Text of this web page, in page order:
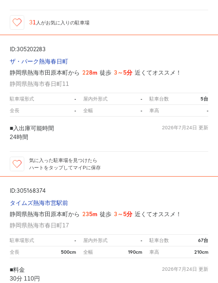
31 人がお気に入りの駐車場
ID:305202283
ザ・パーク熱海春日町
静岡県熱海市田原本町から 228m 徒歩 3～5分 近くてオススメ！
静岡県熱海市春日町11
駐車場形式 - 屋内外形式 - 駐車台数 5台
全長 - 全幅 - 車高 -
2026年7月24日 更新
■入出庫可能時間
24時間
気に入った駐車場を見つけたら
ハートをタップしてマイPに保存
ID:305168374
タイムズ熱海市営駅前
静岡県熱海市田原本町から 235m 徒歩 3～5分 近くてオススメ！
静岡県熱海市春日町17
駐車場形式 - 屋内外形式 - 駐車台数 67台
全長 500cm 全幅 190cm 車高 210cm
2026年7月24日 更新
■料金
30分 110円